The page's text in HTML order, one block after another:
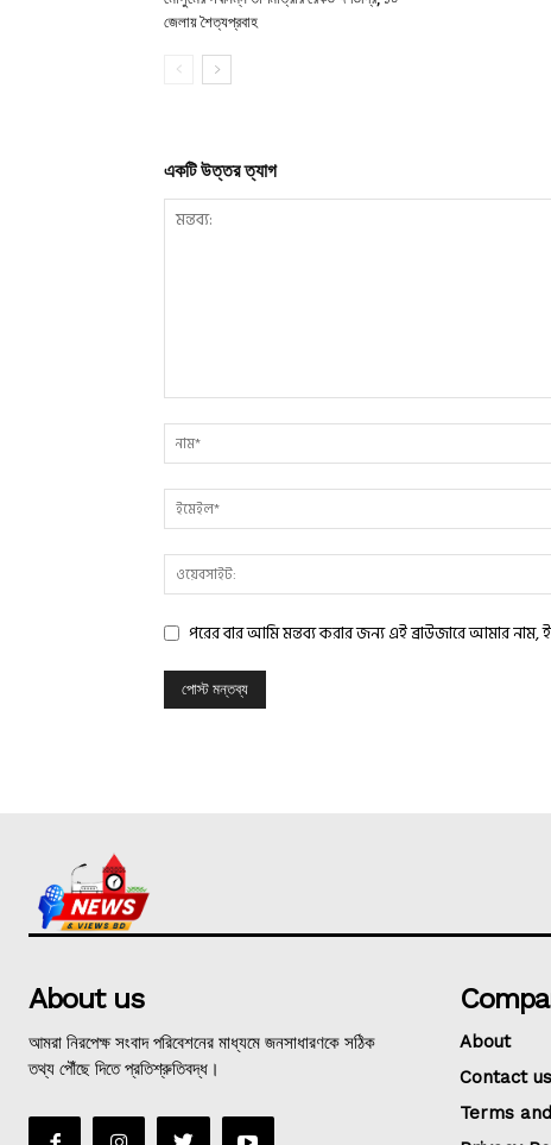
জেলায় শৈত্যপ্রবাহ
একটি উত্তর ত্যাগ
পরের বার আমি মন্তব্য করার জন্য এই ব্রাউজারে আমার
About us
আমরা নিরপেক্ষ সংবাদ পরিবেশনের মাধ্যমে জনসাধারণকে সঠিক
তথ্য পৌঁছে দিতে প্রতিশ্রুতিবদ্ধ।
About
Contact us
Terms